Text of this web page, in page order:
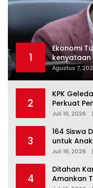
1
Ekonomi
kenyataan
Agustus 7,
2
KPK
Perkuat
Bupati
Juli 16, 2026
3
164 Siswa
untuk
Bangsa
Juli 16, 2026
4
Ditahan
Amankan